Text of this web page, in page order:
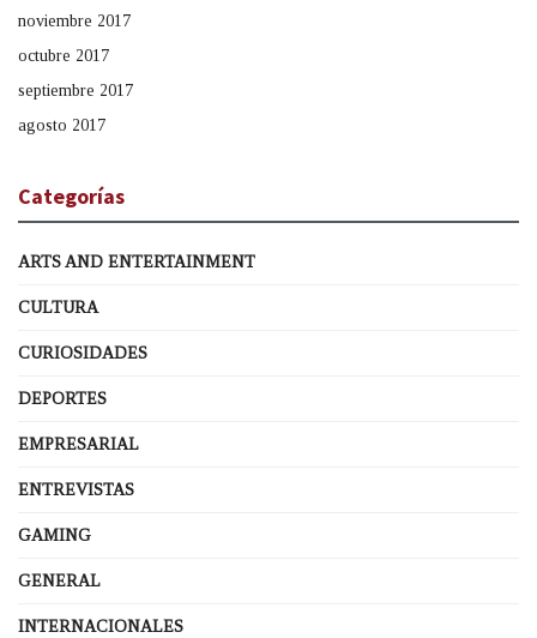
noviembre 2017
octubre 2017
septiembre 2017
agosto 2017
Categorías
ARTS AND ENTERTAINMENT
CULTURA
CURIOSIDADES
DEPORTES
EMPRESARIAL
ENTREVISTAS
GAMING
GENERAL
INTERNACIONALES